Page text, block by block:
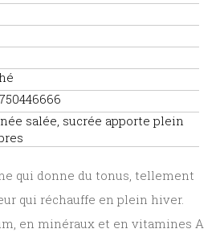
salée, sucrée apporte plein
qui donne du tonus, tellement
qui réchauffe en plein hiver.
en minéraux et en vitamines A